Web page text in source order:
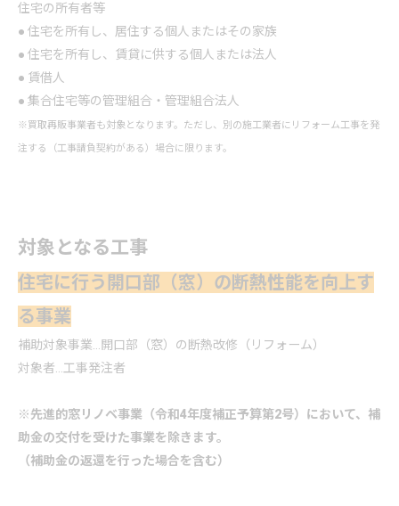
住宅の所有者等
● 住宅を所有し、居住する個人またはその家族
● 住宅を所有し、賃貸に供する個人または法人
● 賃借人
● 集合住宅等の管理組合・管理組合法人
※買取再販事業者も対象となります。ただし、別の施工業者に リフォーム工事を発
注する（工事請負契約がある）場合に限ります。
対象となる工事
住宅に行う開口部（窓）の断熱性能を向上す
る事業
補助対象事業…開口部（窓）の断熱改修（ リフォーム）
対象者…工事発注者
※先進的窓リノベ事業（令和4年度補正予算第2号）において、補
助金の交付を受けた事業を除きます。
（補助金の返還を行った場合を含む）